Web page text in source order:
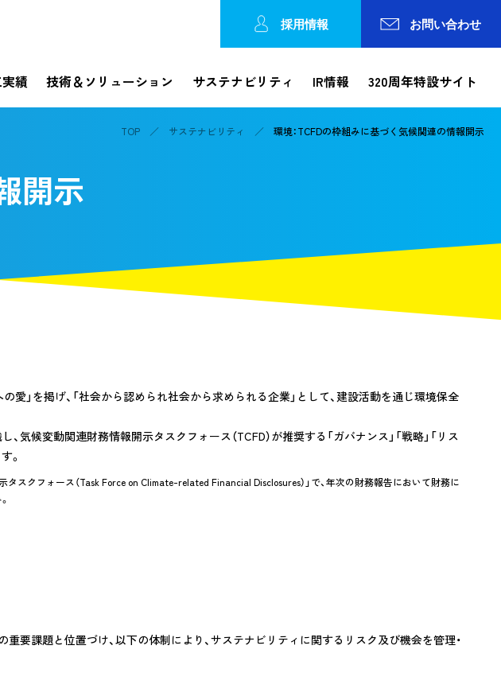
績 技術＆ソリューション サステナビリティ IR情報 320周年特設サイト
採用情報 お問い合わせ
事業所一覧
堂・あらえびす記念館 動画で知る錢高組
ストーリー
技術＆ソリューション
論文検索・カテゴリで探す
ティ
社会への貢献
本大震災からの復興に向けた
ガバナンス
策
環境・安全データ
報
関する手続き情報
株価情報
周年特設サイト
開示
TOP サステナビリティ 環境：TCFDの枠組みに基づく気候関連の情報開示
」を掲げ、「社会から認められ社会から求められる企業」として、建設活動を通じ環境保全
候変動関連財務情報開示タスクフォース（TCFD）が推奨する「ガバナンス」「戦略」「リス
。
タスクフォース（Task Force on Climate-related Financial Disclosures）」で、年次の財務報告において財務に
要課題と位置づけ、以下の体制により、サステナビリティに関するリスク及び機会を管理・